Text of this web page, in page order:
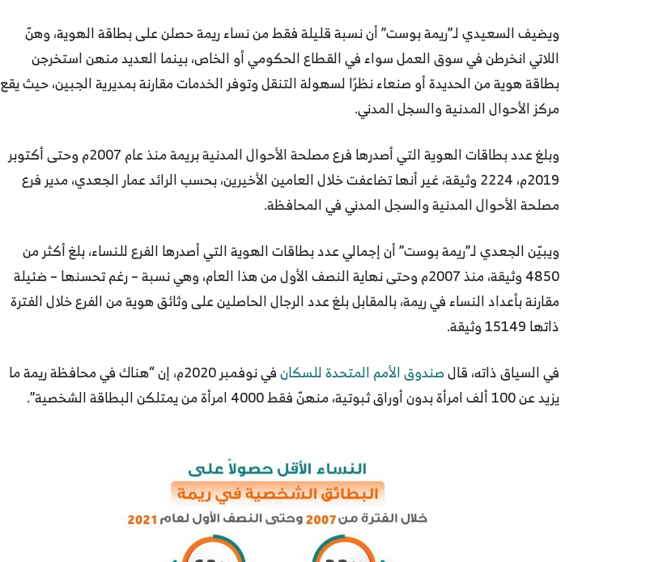
ويضيف السعيدي لـ”ريمة بوست” أن نسبة قليلة فقط من نساء ريمة حصلن على بطاقة الهوية، وهنّ
اللاتي انخرطن في سوق العمل سواء في القطاع الحكومي أو الخاص، بينما العديد منهن استخرجن
بطاقة هوية من الحديدة أو صنعاء نظرًا لسهولة التنقل وتوفر الخدمات مقارنة بمديرية الجبين، حيث يقع
مركز الأحوال المدنية والسجل المدني.
وبلغ عدد بطاقات الهوية التي أصدرها فرع مصلحة الأحوال المدنية بريمة منذ عام 2007م وحتى أكتوبر
2019م، 2224 وثيقة، غير أنها تضاعفت خلال العامين الأخيرين، بحسب الرائد عمار الجعدي، مدير فرع
مصلحة الأحوال المدنية والسجل المدني في المحافظة.
ويبيّن الجعدي لـ”ريمة بوست” أن إجمالي عدد بطاقات الهوية التي أصدرها الفرع للنساء، بلغ أكثر من
4850 وثيقة، منذ 2007م وحتى نهاية النصف الأول من هذا العام، وهي نسبة – رغم تحسنها – ضئيلة
مقارنة بأعداد النساء في ريمة، بالمقابل بلغ عدد الرجال الحاصلين على وثائق هوية من الفرع خلال الفترة
ذاتها 15149 وثيقة.
في السياق ذاته، قالصندوق الأمم المتحدة للسكان
في نوفمبر 2020م، إن “هناك في محافظة ريمة ما
يزيد عن 100 ألف امرأة بدون أوراق ثبوتية، منهنّ فقط 4000 امرأة من يمتلكن البطاقة الشخصية”.